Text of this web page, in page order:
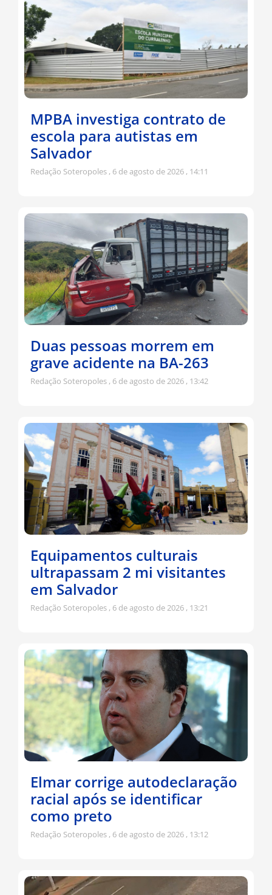
MPBA investiga contrato de
escola para autistas em
Salvador
Redação Soteropoles 6 de agosto de 2026 14:11
Duas pessoas morrem em
grave acidente na BA-263
Redação Soteropoles 6 de agosto de 2026 13:42
Equipamentos culturais
ultrapassam 2 mi visitantes
em Salvador
Redação Soteropoles 6 de agosto de 2026 13:21
Elmar corrige autodeclaração
racial após se identificar
como preto
Redação Soteropoles 6 de agosto de 2026 13:12